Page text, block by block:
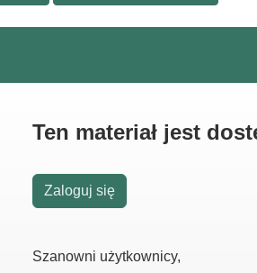
Ten materiał jest
Zaloguj się
Szanowni użytkownicy,